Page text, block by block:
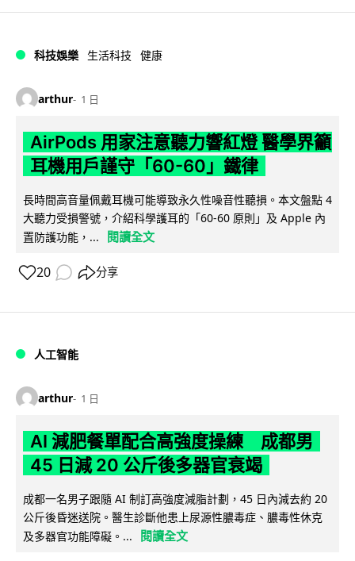
科技娛樂 生活科技 健康
arthur 1 日
AirPods 用家注意聽力響紅燈 醫學界籲
耳機用戶謹守「60-60」鐵律
長時間高音量佩戴耳機可能導致永久性噪音性聽損。本文盤點 4
大聽力受損警號，介紹科學護耳的「60-60 原則」及 Apple 內
置防護功能，...
閱讀全文
20 分享
人工智能
arthur 1 日
AI 減肥餐單配合高強度操練 成都男
45 日減 20 公斤後多器官衰竭
成都一名男子跟隨 AI 制訂高強度減脂計劃，45 日內減去約 20
公斤後昏迷送院。醫生診斷他患上尿源性膿毒症、膿毒性休克
及多器官功能障礙。...
閱讀全文